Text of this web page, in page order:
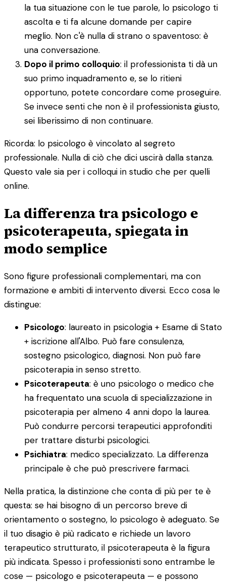
la tua situazione con le tue parole, lo psicologo ti
ascolta e ti fa alcune domande per capire
meglio. Non c'è nulla di strano o spaventoso: è
una conversazione.
Dopo il primo colloquio: il professionista ti dà un
suo primo inquadramento e, se lo ritieni
opportuno, potete concordare come proseguire.
Se invece senti che non è il professionista giusto,
sei liberissimo di non continuare.
Ricorda: lo psicologo è vincolato al segreto
professionale. Nulla di ciò che dici uscirà dalla stanza.
Questo vale sia per i colloqui in studio che per quelli
online.
La differenza tra psicologo e
psicoterapeuta, spiegata in
modo semplice
Sono figure professionali complementari, ma con
formazione e ambiti di intervento diversi. Ecco cosa le
distingue:
Psicologo: laureato in psicologia + Esame di Stato
+ iscrizione all'Albo. Può fare consulenza,
sostegno psicologico, diagnosi. Non può fare
psicoterapia in senso stretto.
Psicoterapeuta: è uno psicologo o medico che
ha frequentato una scuola di specializzazione in
psicoterapia per almeno 4 anni dopo la laurea.
Può condurre percorsi terapeutici approfonditi
per trattare disturbi psicologici.
Psichiatra: medico specializzato. La differenza
principale è che può prescrivere farmaci.
Nella pratica, la distinzione che conta di più per te è
questa: se hai bisogno di un percorso breve di
orientamento o sostegno, lo psicologo è adeguato. Se
il tuo disagio è più radicato e richiede un lavoro
terapeutico strutturato, il psicoterapeuta è la figura
più indicata. Spesso i professionisti sono entrambe le
cose — psicologo e psicoterapeuta — e possono